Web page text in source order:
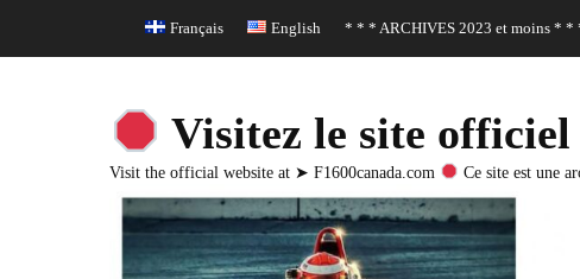
Header Top Menu
Skip Français English * * * ARCHIVES 2023 et moins * *
Visitez le site
Visit the official website at ➤ F1600canada.com Ce site est une